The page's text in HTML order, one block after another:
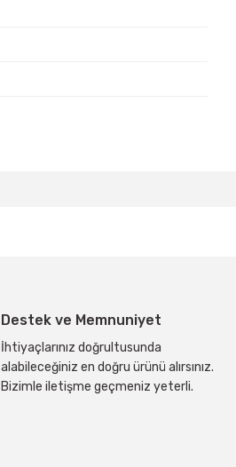
Destek ve Memnuniyet
İhtiyaçlarınız doğrultusunda
alabileceğiniz en doğru ürünü alırsınız.
Bizimle iletişme geçmeniz yeterli.